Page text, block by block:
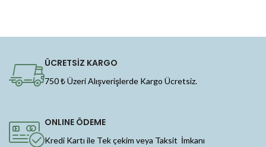
ÜCRETSİZ KARGO
750 ₺ Üzeri Alışverişlerde Kargo Ücretsiz.
ONLINE ÖDEME
Kredi Kartı ile Tek çekim veya Taksit İmkanı